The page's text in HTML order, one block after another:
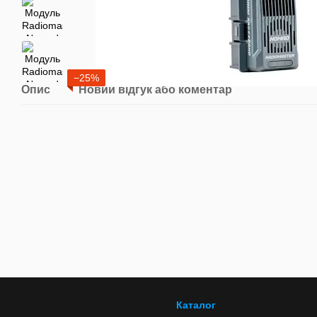
−25%
Опис Новий відгук або коментар
Каталог